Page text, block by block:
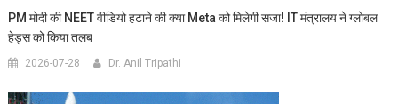
PM मोदी की NEET वीडियो हटाने की क्या Meta को मिलेगी सजा! IT मंत्रालय ने ग्लोबल
हेड्स को किया तलब
2026-07-28 Dr. Anil Tripathi